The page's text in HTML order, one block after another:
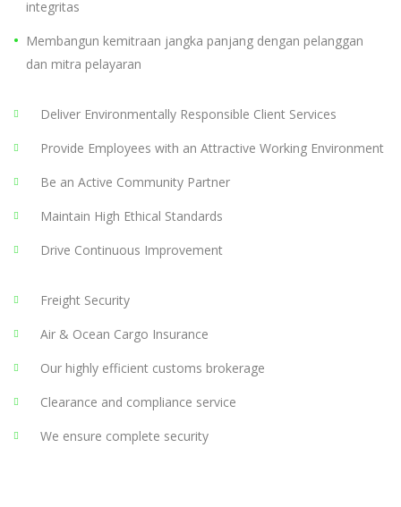
integritas
Membangun kemitraan jangka panjang dengan pelanggan
dan mitra pelayaran
Deliver Environmentally Responsible Client Services
Provide Employees with an Attractive Working Environment
Be an Active Community Partner
Maintain High Ethical Standards
Drive Continuous Improvement
Freight Security
Air & Ocean Cargo Insurance
Our highly efficient customs brokerage
Clearance and compliance service
We ensure complete security